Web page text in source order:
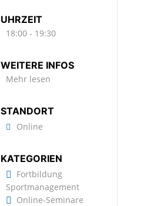
UHRZEIT
18:00 - 19:30
WEITERE INFOS
Mehr lesen
STANDORT
Online
KATEGORIEN
Fortbildung
Sportmanagement
Online-Seminare